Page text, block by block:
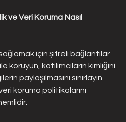
ve Veri Koruma Nasıl
için şifreli bağlantılar
koruyun, katılımcıların kimliğini
paylaşılmasını sınırlayın.
koruma politikalarını